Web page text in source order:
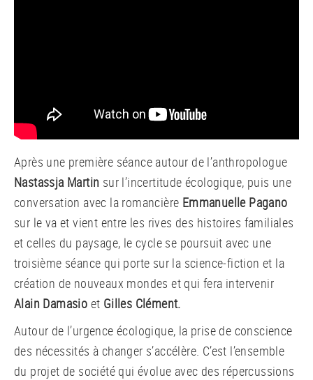
Après une première séance autour de l’anthropologue
Nastassja Martin sur l’incertitude écologique, puis une
conversation avec la romancière Emmanuelle Pagano
sur le va et vient entre les rives des histoires familiales
et celles du paysage, le cycle se poursuit avec une
troisième séance qui porte sur la science-fiction et la
création de nouveaux mondes et qui fera intervenir
Alain Damasio et Gilles Clément.
Autour de l’urgence écologique, la prise de conscience
des nécessités à changer s’accélère. C’est l’ensemble
du projet de société qui évolue avec des répercussions